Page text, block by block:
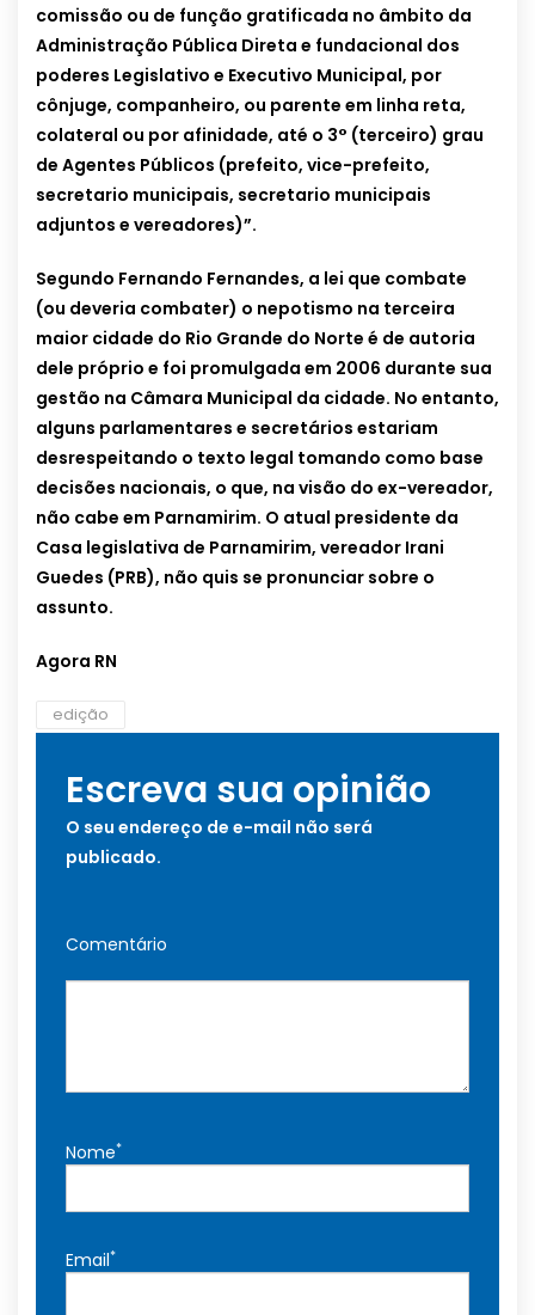
comissão ou de função gratificada no âmbito da
Administração Pública Direta e fundacional dos
poderes Legislativo e Executivo Municipal, por
cônjuge, companheiro, ou parente em linha reta,
colateral ou por afinidade, até o 3° (terceiro) grau
de Agentes Públicos (prefeito, vice-prefeito,
secretario municipais, secretario municipais
adjuntos e vereadores)”.
Segundo Fernando Fernandes, a lei que combate
(ou deveria combater) o nepotismo na terceira
maior cidade do Rio Grande do Norte é de autoria
dele próprio e foi promulgada em 2006 durante sua
gestão na Câmara Municipal da cidade. No entanto,
alguns parlamentares e secretários estariam
desrespeitando o texto legal tomando como base
decisões nacionais, o que, na visão do ex-vereador,
não cabe em Parnamirim. O atual presidente da
Casa legislativa de Parnamirim, vereador Irani
Guedes (PRB), não quis se pronunciar sobre o
assunto.
Agora RN
edição
Escreva sua opinião
O seu endereço de e-mail não será
publicado.
Comentário
Nome*
Email*